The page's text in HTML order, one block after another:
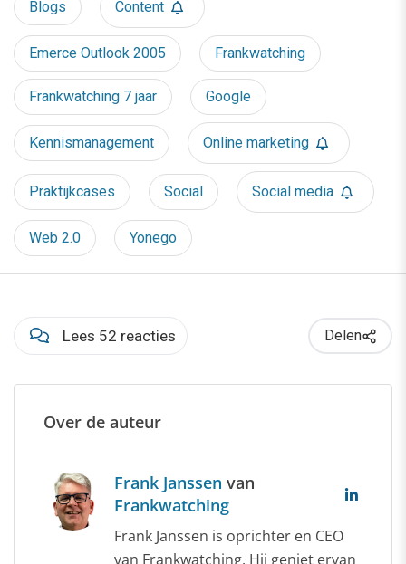
Blogs Content
Emerce Outlook 2005 Frankwatching
Frankwatching 7 jaar Google
Kennismanagement Online marketing
Praktijkcases Social Social media
Web 2.0 Yonego
Lees 52 reacties Delen
Over de auteur
Frank Janssen van
Frankwatching
Frank Janssen is oprichter en CEO
van Frankwatching. Hij geniet ervan